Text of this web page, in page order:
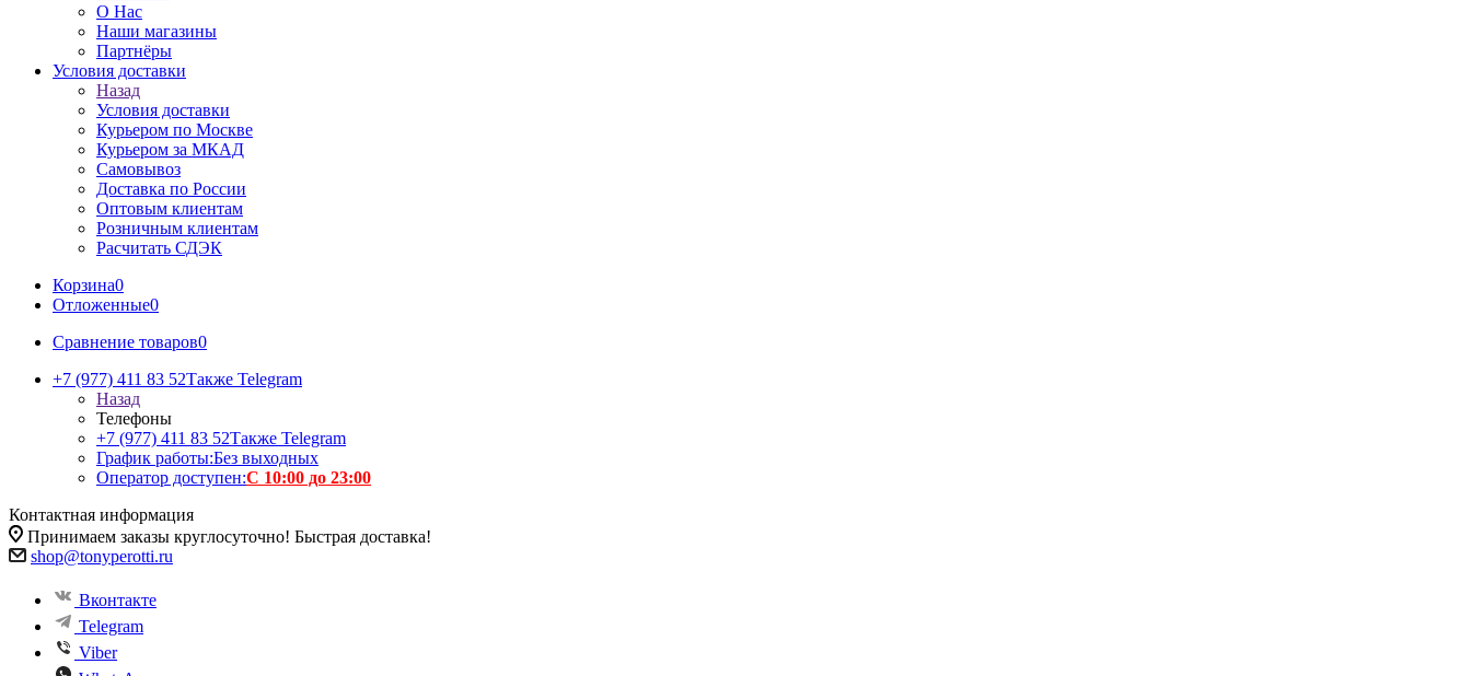
О Нас
Наши магазины
Партнёры
Условия доставки
Назад
Условия доставки
Курьером по Москве
Курьером за МКАД
Самовывоз
Доставка по России
Оптовым клиентам
Розничным клиентам
Расчитать СДЭК
Корзина0
Отложенные0
Сравнение товаров0
+7 (977) 411 83 52Также Telegram
Назад
Телефоны
+7 (977) 411 83 52Также Telegram
График работы:Без выходных
Оператор доступен:С 10:00 до 23:00
Контактная информация
Принимаем заказы круглосуточно! Быстрая доставка!
shop@tonyperotti.ru
Вконтакте
Telegram
Viber